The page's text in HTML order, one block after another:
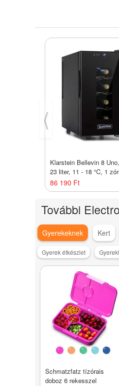
⟨
Klarstein Bellevin 8
23 liter, 11 - 18 °C, 1
86 190 Ft
További
Gyerekeknek Kert
Gyerek étkészlet
Schmatzfatz tízórais
doboz 6 rekesszel